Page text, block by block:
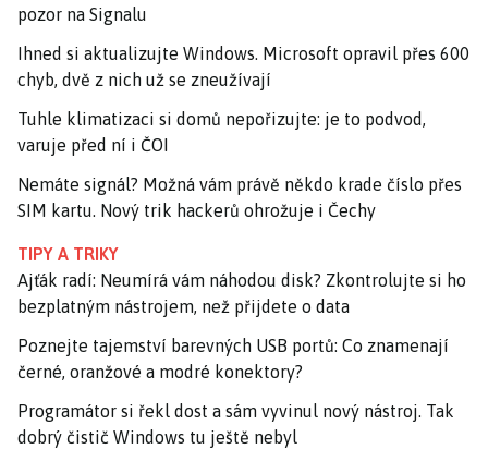
pozor na Signalu
Ihned si aktualizujte Windows. Microsoft opravil přes 600
chyb, dvě z nich už se zneužívají
Tuhle klimatizaci si domů nepořizujte: je to podvod,
varuje před ní i ČOI
Nemáte signál? Možná vám právě někdo krade číslo přes
SIM kartu. Nový trik hackerů ohrožuje i Čechy
TIPY A TRIKY
Ajťák radí: Neumírá vám náhodou disk? Zkontrolujte si ho
bezplatným nástrojem, než přijdete o data
Poznejte tajemství barevných USB portů: Co znamenají
černé, oranžové a modré konektory?
Programátor si řekl dost a sám vyvinul nový nástroj. Tak
dobrý čistič Windows tu ještě nebyl